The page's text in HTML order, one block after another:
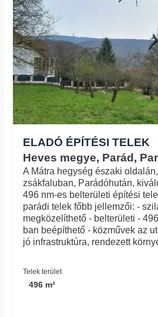
ELADÓ ÉPÍTÉSI TELEK
Heves megye, Parád,
A Mátra hegység északi
zsákfaluban, Parádóhután,
496 nm-es belterületi építési
parádi telek főbb jellemzői: -
megközelíthető - belterületi -
ban beépíthető - közművek az
jó infrastruktúra, rendezett
Telek terület
496 m²